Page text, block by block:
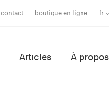
contact boutique en ligne fr
Articles À propos